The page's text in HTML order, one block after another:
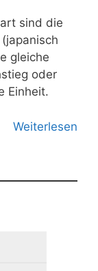
sind die
gleiche
oder
Einheit.
Weiterlesen